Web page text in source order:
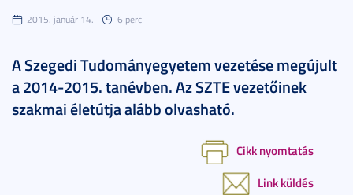
2015. január 14. 6 perc
A Szegedi Tudományegyetem vezetése megújult
a 2014-2015. tanévben. Az SZTE vezetőinek
szakmai életútja alább olvasható.
Cikk nyomtatás
Link küldés